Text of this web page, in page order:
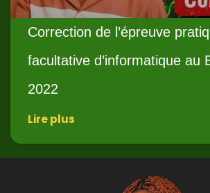
Correction de l’épreuve
facultative d’informatique au
2022
Lire plus